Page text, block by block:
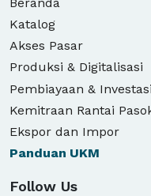
Katalog
Akses Pasar
Produksi & Digitalisasi
Pembiayaan & Investasi
Kemitraan Rantai
Ekspor dan Impor
Panduan UKM
Follow Us